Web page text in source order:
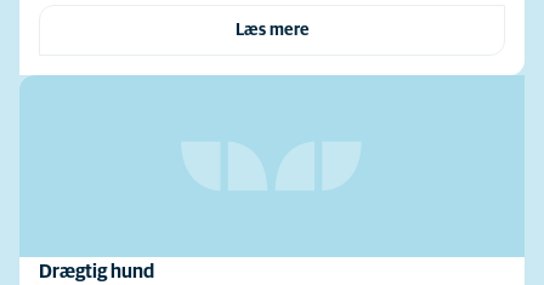
Læs mere
Drægtig hund